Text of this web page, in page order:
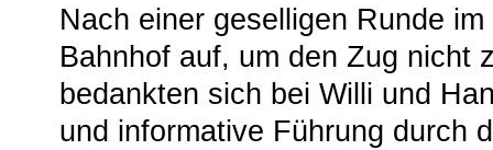
Nach einer geselligen Runde
Bahnhof auf, um den Zug nicht
bedankten sich bei Willi und
und informative Führung durch